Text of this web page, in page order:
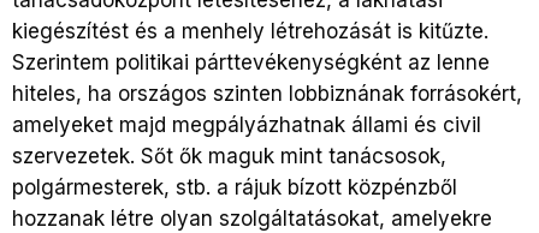
kiegészítést és a menhely létrehozását is kitűzte.
Szerintem politikai párttevékenységként az lenne
hiteles, ha országos szinten lobbiznának forrásokért,
amelyeket majd megpályázhatnak állami és civil
szervezetek. Sőt ők maguk mint tanácsosok,
polgármesterek, stb. a rájuk bízott közpénzből
hozzanak létre olyan szolgáltatásokat, amelyekre